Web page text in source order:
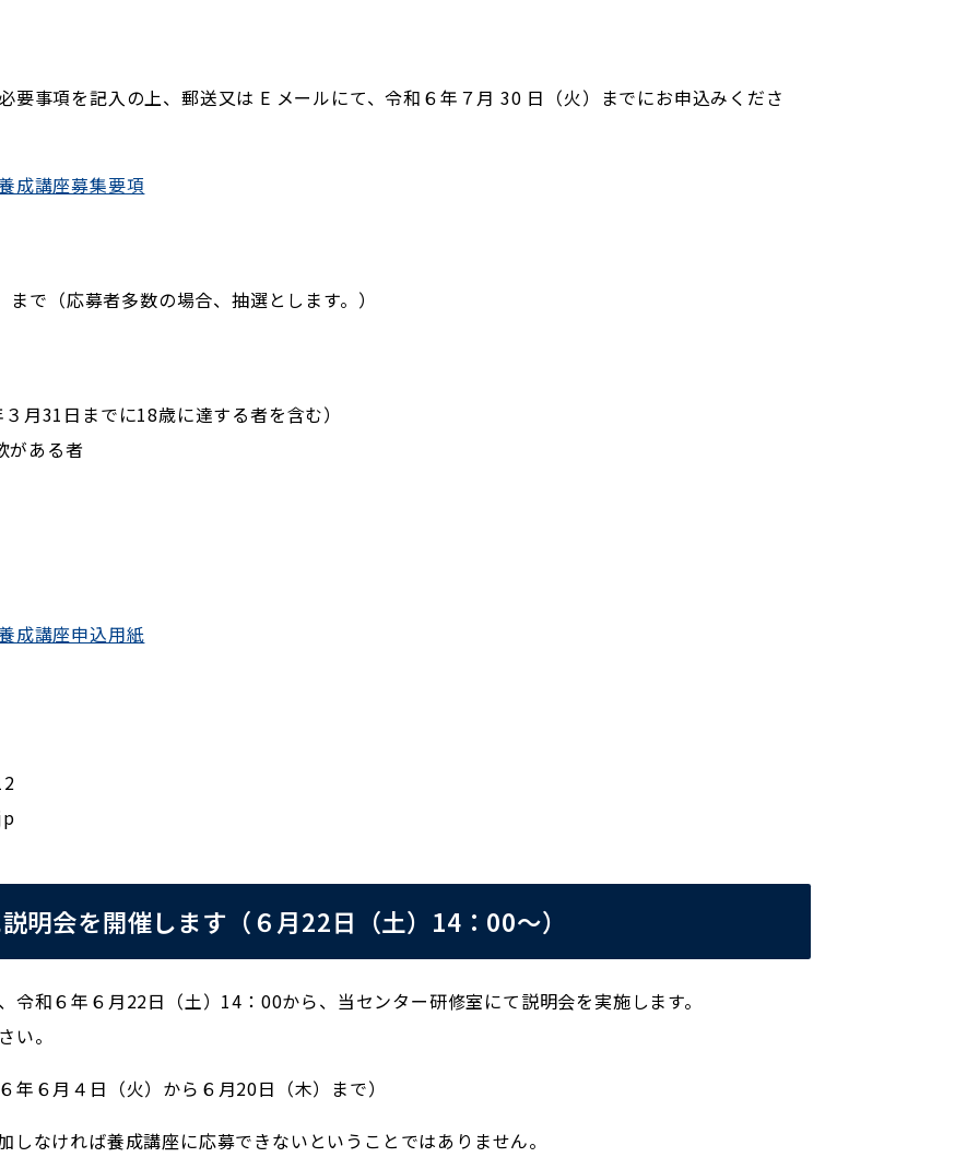
要事項を記入の上、郵送又は E メールにて、令和６年７月 30 日（火）までにお申込みくださ
成講座募集要項
で（応募者多数の場合、抽選とします。）
月31日までに18歳に達する者を含む）
がある者
成講座申込用紙
明会を開催します（６月22日（土）14：00～）
和６年６月22日（土）14：00から、当センター研修室にて説明会を実施します。
い。
年６月４日（火）から６月20日（木）まで）
なければ養成講座に応募できないということではありません。